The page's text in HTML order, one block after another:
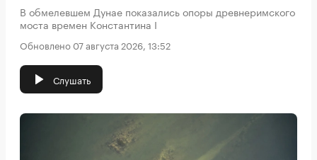
В обмелевшем Дунае показались опоры древнеримского
моста времен Константина I
Обновлено 07 августа 2026, 13:52
Слушать